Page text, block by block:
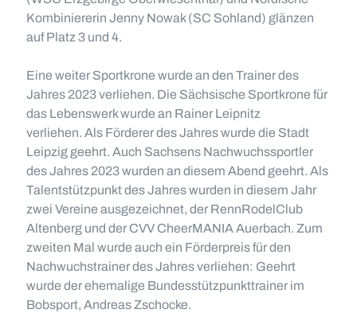
Kombiniererin Jenny Nowak (SC Sohland) glänzen
auf Platz 3 und 4.
Eine weiter Sportkrone wurde an den Trainer des
Jahres 2023 verliehen. Die Sächsische Sportkrone für
das Lebenswerk wurde an Rainer Leipnitz
verliehen. Als Förderer des Jahres wurde die Stadt
Leipzig geehrt. Auch Sachsens Nachwuchssportler
des Jahres 2023 wurden an diesem Abend geehrt. Als
Talentstützpunkt des Jahres wurden in diesem Jahr
zwei Vereine ausgezeichnet, der RennRodelClub
Altenberg und der CVV CheerMANIA Auerbach. Zum
zweiten Mal wurde auch ein Förderpreis für den
Nachwuchstrainer des Jahres verliehen: Geehrt
wurde der ehemalige Bundesstützpunkttrainer im
Bobsport, Andreas Zschocke.